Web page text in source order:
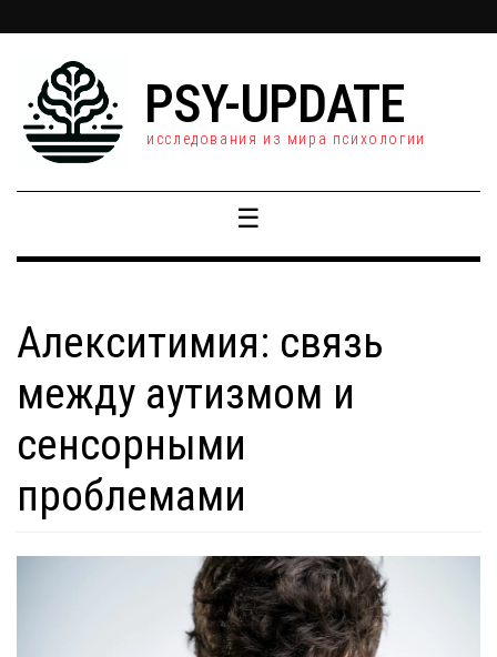
PSY-UPDATE
исследования из мира психологии
☰
Алекситимия: связь
между аутизмом и
сенсорными
проблемами